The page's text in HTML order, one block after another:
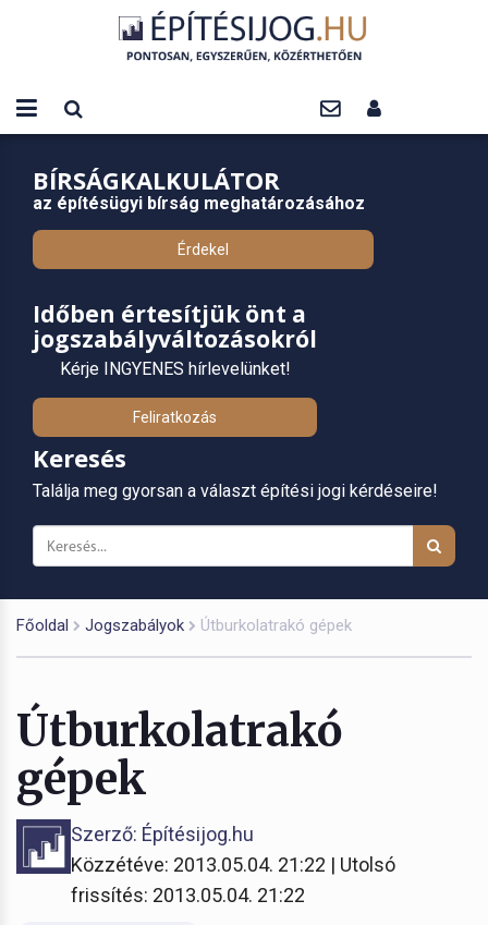
BÍRSÁGKALKULÁTOR
az építésügyi bírság meghatározásához
Érdekel
Időben értesítjük önt a
jogszabályváltozásokról
Kérje INGYENES hírlevelünket!
Feliratkozás
Keresés
Találja meg gyorsan a választ építési jogi kérdéseire!
Főoldal Jogszabályok Útburkolatrakó gépek
Útburkolatrakó
gépek
Szerző: Építésijog.hu
Közzétéve: 2013.05.04. 21:22 | Utolsó
frissítés: 2013.05.04. 21:22